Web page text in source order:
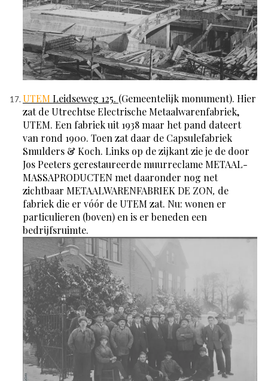
UTEMLeidseweg 125. (Gemeentelijk monument). Hier
zat de Utrechtse Electrische Metaalwarenfabriek,
UTEM. Een fabriek uit 1938 maar het pand dateert
van rond 1900. Toen zat daar de Capsulefabriek
Smulders & Koch. Links op de zijkant zie je de door
Jos Peeters gerestaureerde muurreclame METAAL-
MASSAPRODUCTEN met daaronder nog net
zichtbaar METAALWARENFABRIEK DE ZON, de
fabriek die er vóór de UTEM zat. Nu: wonen er
particulieren (boven) en is er beneden een
bedrijfsruimte.